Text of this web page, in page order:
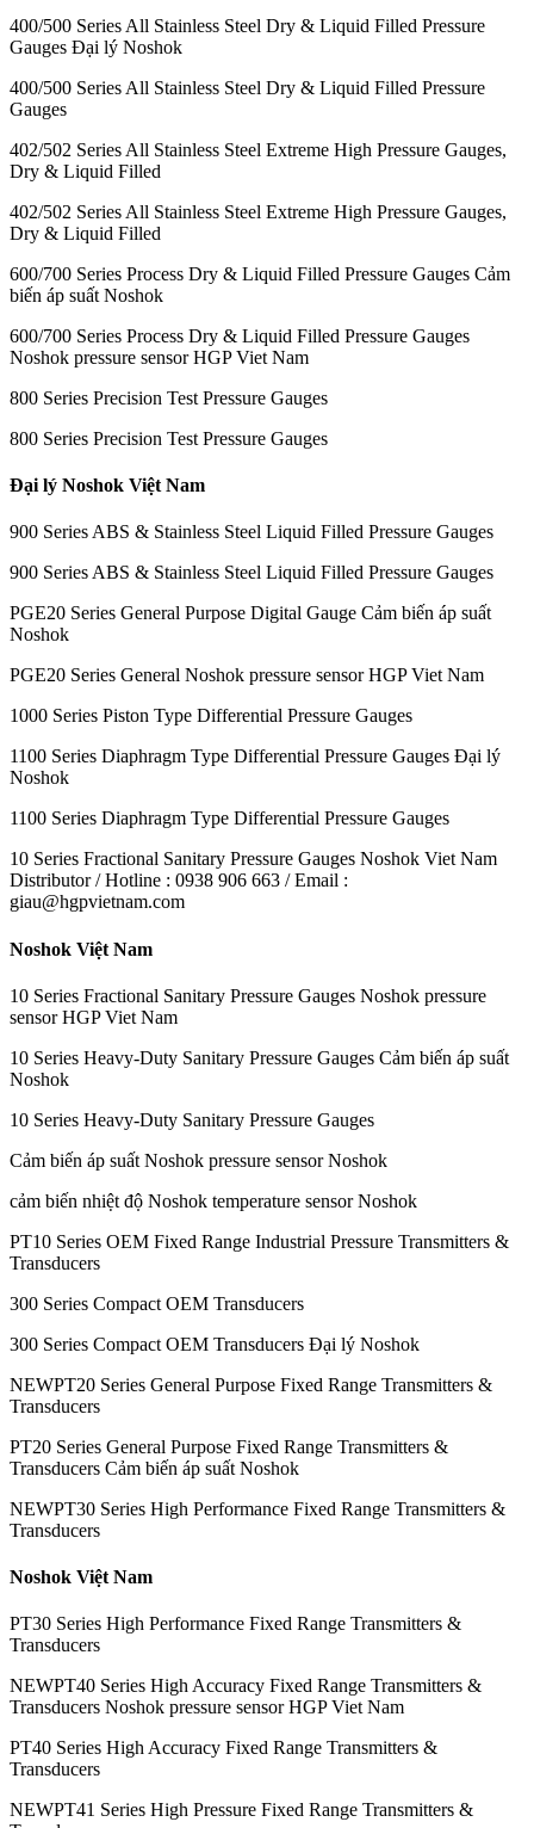
400/500 Series All Stainless Steel Dry & Liquid Filled Pressure
Gauges Đại lý Noshok
400/500 Series All Stainless Steel Dry & Liquid Filled Pressure
Gauges
402/502 Series All Stainless Steel Extreme High Pressure Gauges,
Dry & Liquid Filled
402/502 Series All Stainless Steel Extreme High Pressure Gauges,
Dry & Liquid Filled
600/700 Series Process Dry & Liquid Filled Pressure Gauges Cảm
biến áp suất Noshok
600/700 Series Process Dry & Liquid Filled Pressure Gauges
Noshok pressure sensor HGP Viet Nam
800 Series Precision Test Pressure Gauges
800 Series Precision Test Pressure Gauges
Đại lý Noshok Việt Nam
900 Series ABS & Stainless Steel Liquid Filled Pressure Gauges
900 Series ABS & Stainless Steel Liquid Filled Pressure Gauges
PGE20 Series General Purpose Digital Gauge Cảm biến áp suất
Noshok
PGE20 Series General Noshok pressure sensor HGP Viet Nam
1000 Series Piston Type Differential Pressure Gauges
1100 Series Diaphragm Type Differential Pressure Gauges Đại lý
Noshok
1100 Series Diaphragm Type Differential Pressure Gauges
10 Series Fractional Sanitary Pressure Gauges Noshok Viet Nam
Distributor / Hotline : 0938 906 663 / Email :
giau@hgpvietnam.com
Noshok Việt Nam
10 Series Fractional Sanitary Pressure Gauges Noshok pressure
sensor HGP Viet Nam
10 Series Heavy-Duty Sanitary Pressure Gauges Cảm biến áp suất
Noshok
10 Series Heavy-Duty Sanitary Pressure Gauges
Cảm biến áp suất Noshok pressure sensor Noshok
cảm biến nhiệt độ Noshok temperature sensor Noshok
PT10 Series OEM Fixed Range Industrial Pressure Transmitters &
Transducers
300 Series Compact OEM Transducers
300 Series Compact OEM Transducers Đại lý Noshok
NEWPT20 Series General Purpose Fixed Range Transmitters &
Transducers
PT20 Series General Purpose Fixed Range Transmitters &
Transducers Cảm biến áp suất Noshok
NEWPT30 Series High Performance Fixed Range Transmitters &
Transducers
Noshok Việt Nam
PT30 Series High Performance Fixed Range Transmitters &
Transducers
NEWPT40 Series High Accuracy Fixed Range Transmitters &
Transducers Noshok pressure sensor HGP Viet Nam
PT40 Series High Accuracy Fixed Range Transmitters &
Transducers
NEWPT41 Series High Pressure Fixed Range Transmitters &